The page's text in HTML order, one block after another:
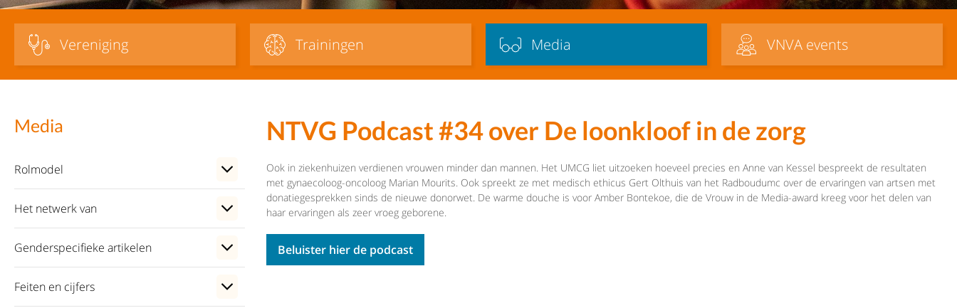
Vereniging Trainingen Media VNVA events
Media
Rolmodel
Het netwerk van
Genderspecifieke artikelen
Feiten en cijfers
NTVG Podcast #34 over De loonkloof in de zorg
Ook in ziekenhuizen verdienen vrouwen minder dan mannen. Het UMCG liet uitzoeken hoeveel precies en Anne van Kessel bespreekt de resultaten
met gynaecoloog-oncoloog Marian Mourits. Ook spreekt ze met medisch ethicus Gert Olthuis van het Radboudumc over de ervaringen van artsen met
donatiegesprekken sinds de nieuwe donorwet. De warme douche is voor Amber Bontekoe, die de Vrouw in de Media-award kreeg voor het delen van
haar ervaringen als zeer vroeg geborene.
Beluister hier de podcast